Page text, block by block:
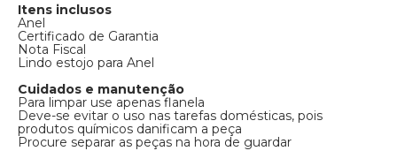
Itens inclusos
Anel
Certificado de Garantia
Nota Fiscal
Lindo estojo para Anel
Cuidados e manutenção
Para limpar use apenas flanela
Deve-se evitar o uso nas tarefas domésticas, pois
produtos químicos danificam a peça
Procure separar as peças na hora de guardar